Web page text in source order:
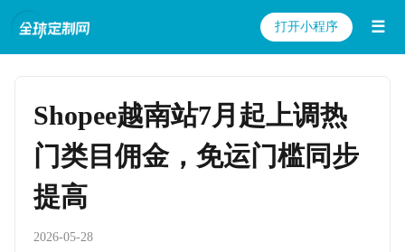
打开小程序 ☰
Shopee越南站7月起上调热
门类目佣金，免运门槛同步
提高
2026-05-28